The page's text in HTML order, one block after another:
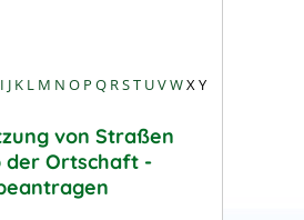
I J K L M N O P Q RST UVWXY
von Straßen
der Ortschaft -